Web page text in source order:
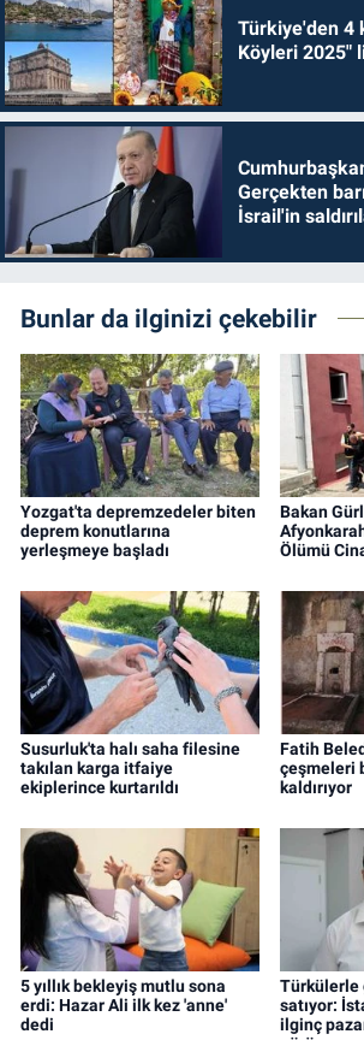
Türkiye'den 4
Köyleri 2025"
Gerçekten
İsrail'in
Bunlar da ilginizi çekebilir
Yozgat'ta depremzedeler biten
deprem konutlarına
yerleşmeye başladı
Bakan
Ölümü
Susurluk'ta halı saha filesine
takılan karga itfaiye
ekiplerince kurtarıldı
Fatih
çeşmeleri
kaldırıyor
5 yıllık bekleyiş mutlu sona
erdi: Hazar Ali ilk kez 'anne'
dedi
Türkülerle
satıyor:
ilginç